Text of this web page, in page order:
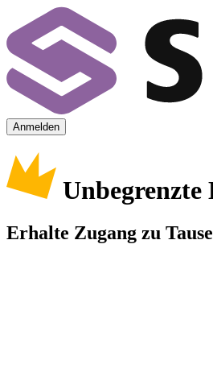
Anmelden
Erhalte Zugang zu